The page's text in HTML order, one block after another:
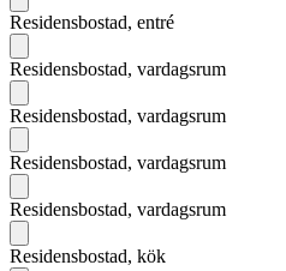
Residensbostad, entré
Residensbostad, vardagsrum
Residensbostad, vardagsrum
Residensbostad, vardagsrum
Residensbostad, vardagsrum
Residensbostad, kök